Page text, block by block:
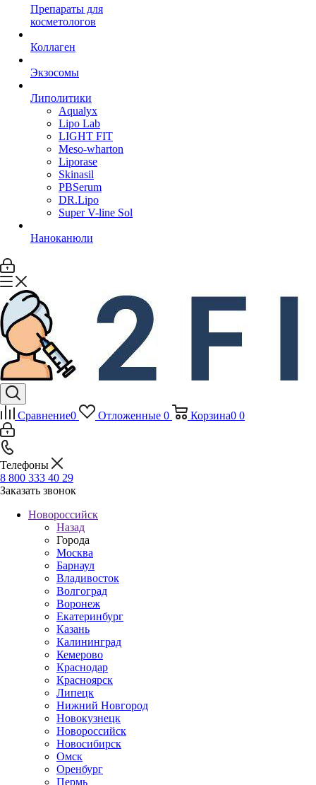
Препараты для
косметологов
Коллаген
Экзосомы
Липолитики
Aqualyx
Lipo Lab
LIGHT FIT
Meso-wharton
Liporase
Skinasil
PBSerum
DR.Lipo
Super V-line Sol
Наноканюли
Сравнение0 Отложенные 0 Корзина0 0
Телефоны
8 800 333 40 29
Заказать звонок
Новороссийск
Назад
Города
Москва
Барнаул
Владивосток
Волгоград
Воронеж
Екатеринбург
Казань
Калининград
Кемерово
Краснодар
Красноярск
Липецк
Нижний Новгород
Новокузнецк
Новороссийск
Новосибирск
Омск
Оренбург
Пермь